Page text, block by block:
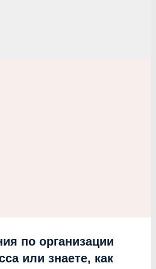
по организации
или знаете, как